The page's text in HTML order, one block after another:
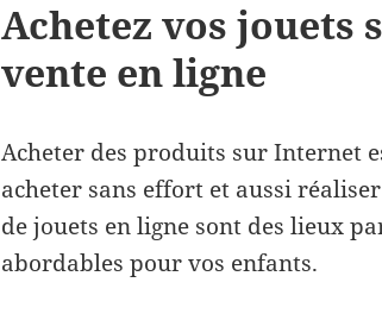
Achetez vos jouets
vente en ligne
Acheter des produits sur Internet
acheter sans effort et aussi
de jouets en ligne sont des lieux
abordables pour vos enfants.